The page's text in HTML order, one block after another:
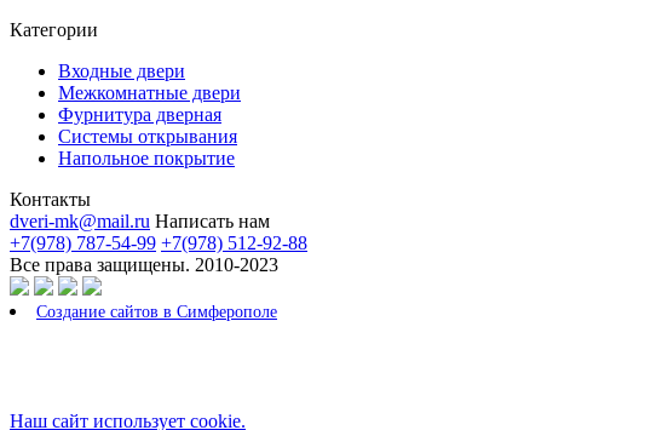
Категории
Входные двери
Межкомнатные двери
Фурнитура дверная
Системы открывания
Напольное покрытие
Контакты
dveri-mk@mail.ru Написать нам
+7(978) 787-54-99 +7(978) 512-92-88
Все права защищены. 2010-2023
Создание сайтов в Симферополе
Наш сайт использует cookie.